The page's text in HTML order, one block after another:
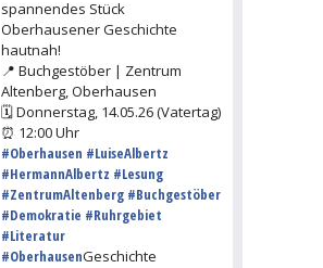
spannendes Stück
Oberhausener Geschichte
hautnah!
📍 Buchgestöber | Zentrum
Altenberg, Oberhausen
🗓 Donnerstag, 14.05.26 (Vatertag)
⏰ 12:00 Uhr
#Oberhausen #LuiseAlbertz
#HermannAlbertz #Lesung
#ZentrumAltenberg #Buchgestöber
#Demokratie #Ruhrgebiet
#Literatur
#OberhausenGeschichte